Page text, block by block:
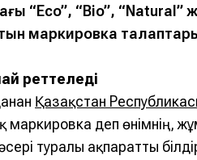
“Eco”, “Bio”,
маркировка талаптары
реттеледі
Қазақстан
маркировка деп өнімнің,
туралы ақпаратты